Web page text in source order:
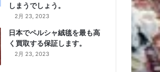
しまうでしょう。
2月 23, 2023
日本でペルシャ絨毯を最も高
く買取する保証します。
2月 23, 2023